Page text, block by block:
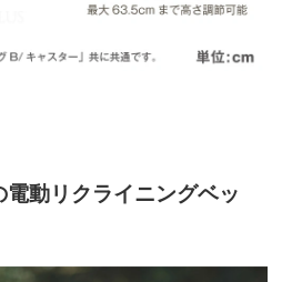
動リクライニングベッ